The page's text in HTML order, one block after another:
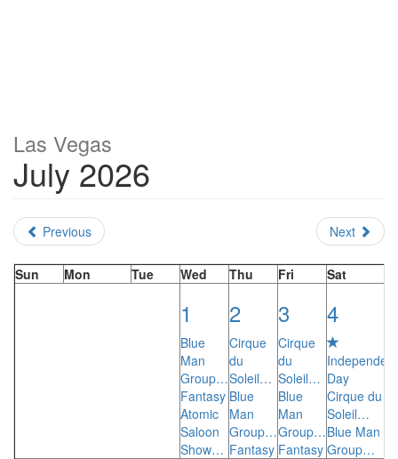
Las Vegas
July 2026
Previous Next
Sun Mon Tue Wed Thu Fri Sat
1
Blue
Man
Group…
Fantasy
Atomic
Saloon
Show…
2
Cirque
du
Soleil…
Blue
Man
Group…
Fantasy
3
Cirque
du
Soleil…
Blue
Man
Group…
Fantasy
4
Day
Cirque du
Soleil…
Blue Man
Group…